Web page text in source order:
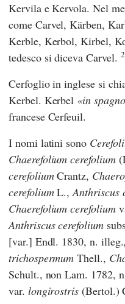
Kervila e Kervola. Nel
come Carvel, Kärben,
Kerble, Kerbol, Kirbel,
tedesco si diceva Carvel. 2
Cerfoglio in inglese si
Kerbel. Kerbel in
francese Cerfeuil.
I nomi latini sono
Chaerefolium cerefolium
cerefoliumCrantz,
cerefoliumL.,Anthriscus
Chaerefolium cerefolium
Anthriscus cerefolium
[var.] Endl. 1830, n. illeg.,
trichospermum Thell.,
Schult., non Lam. 1782,
var. longirostris (Bertol.)